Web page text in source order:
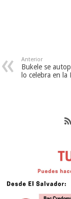
Anterior
Bukele se
lo celebra en la